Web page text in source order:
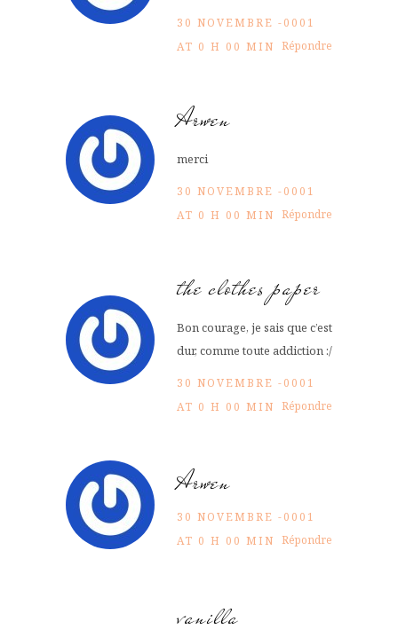
30 NOVEMBRE -0001
AT 0 H 00 MIN Répondre
Arwen
merci
30 NOVEMBRE -0001
AT 0 H 00 MIN Répondre
the clothes paper
Bon courage, je sais que c’est
dur, comme toute addiction :/
30 NOVEMBRE -0001
AT 0 H 00 MIN Répondre
Arwen
30 NOVEMBRE -0001
AT 0 H 00 MIN Répondre
vanilla